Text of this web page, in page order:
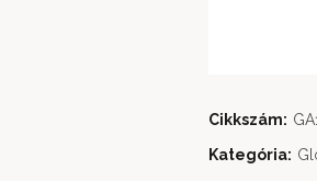
Cikkszám:
Kategória: